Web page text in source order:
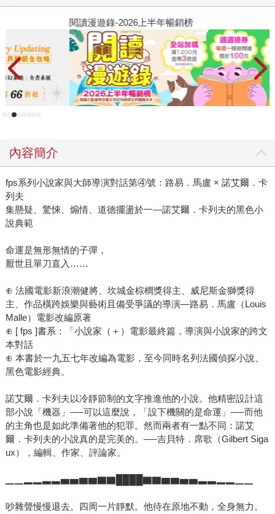
閱讀漫遊錄-2026上半年暢銷榜
內容簡介
fps系列小說家與大師導演對話第④號：路易．馬盧 × 諾艾爾．卡
列夫
集懸疑、驚悚、煽情、道德擺盪於一—諾艾爾．卡列夫的黑色小
說典範
命運是無形無情的子彈，
厭世且單刀直入……
⊕ 法國電影新浪潮健將、坎城金棕櫚獎得主、威尼斯金獅獎得
主、作品橫跨娛樂與藝術且備受爭議的導演—路易．馬盧（Louis
Malle）電影改編原著
⊕ [ fps ]書系：「小說家（＋）電影最終篇，導演與小說家的跨文
本對話
⊕ 本書於一九五七年改編為電影，至今同時名列法國偵探小說、
黑色電影經典。
諾艾爾．卡列夫以冷靜節制的文字推進他的小說。他精密設計這
部小說「機器」──可以這麼說，「設下機關的是命運」──而他
的主角也是如此準備著他的犯罪。然而兩者有一點不同：諾艾
爾．卡列夫的小說真的是完美的。──吉貝特．席歌（Gilbert Siga
ux），編輯、作家、評論家。
▁▁▂▂▃▃▅▅▆▆▇▇████▇▇▆▆▅▅▃▃▂▂▁▁
吵雜聲慢慢退去。四周一片靜默。他待在原地不動，全身無力。